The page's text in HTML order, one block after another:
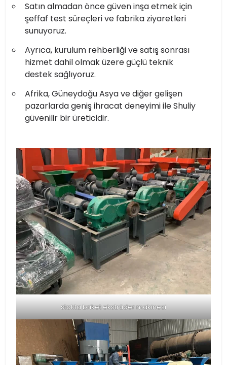
Satın almadan önce güven inşa etmek için
şeffaf test süreçleri ve fabrika ziyaretleri
sunuyoruz.
Ayrıca, kurulum rehberliği ve satış sonrası
hizmet dahil olmak üzere güçlü teknik
destek sağlıyoruz.
Afrika, Güneydoğu Asya ve diğer gelişen
pazarlarda geniş ihracat deneyimi ile Shuliy
güvenilir bir üreticidir.
stokta briket ekstrüder makinesi